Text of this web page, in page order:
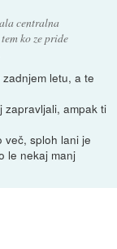
centralna
ko ze pride
letu, a te
zapravljali, ampak ti
več, sploh lani je
le nekaj manj